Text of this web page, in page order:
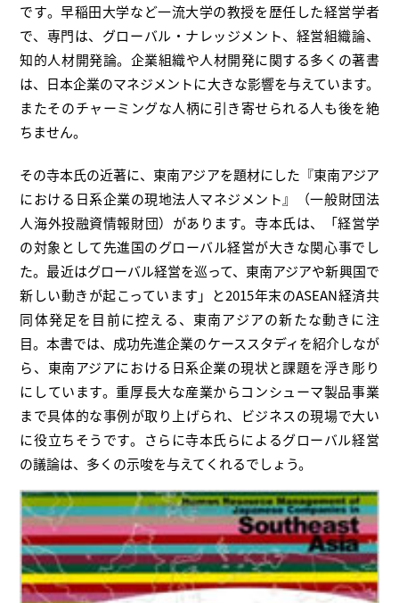
です。早稲田大学など一流大学の教授を歴任した経営学者
で、専門は、グローバル・ナレッジメント、経営組織論、
知的人材開発論。企業組織や人材開発に関する多くの著書
は、日本企業のマネジメントに大きな影響を与えています。
またそのチャーミングな人柄に引き寄せられる人も後を絶
ちません。
その寺本氏の近著に、東南アジアを題材にした『東南アジア
における日系企業の現地法人マネジメント』（一般財団法
人海外投融資情報財団）があります。寺本氏は、「経営学
の対象として先進国のグローバル経営が大きな関心事でし
た。最近はグローバル経営を巡って、東南アジアや新興国で
新しい動きが起こっています」と2015年末のASEAN経済共
同体発足を目前に控える、東南アジアの新たな動きに注
目。本書では、成功先進企業のケーススタディを紹介しなが
ら、東南アジアにおける日系企業の現状と課題を浮き彫り
にしています。重厚長大な産業からコンシューマ製品事業
まで具体的な事例が取り上げられ、ビジネスの現場で大い
に役立ちそうです。さらに寺本氏らによるグローバル経営
の議論は、多くの示唆を与えてくれるでしょう。